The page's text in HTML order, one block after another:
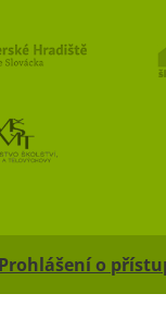
Prohlášení o